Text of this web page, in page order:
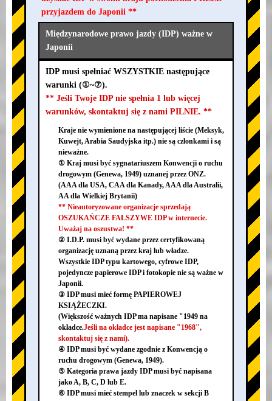
przyjazdem do Japonii **
Międzynarodowe prawo jazdy (IDP) ważne w
Japonii
IDP musi spełniać WSZYSTKIE następujące
warunki (①~⑦).
** Jeśli Twoje IDP nie spełnia 1 lub więcej
warunków, skontaktuj się z nami PILNIE. **
Kraje nie wymienione na następującej liście (Meksyk,
Kuwejt, Arabia Saudyjska itp.) nie są członkami i są
nieważne.
① Kraj musi być sygnatariuszem Konwencji o ruchu
drogowym (Genewa, 1949) uznanej przez ONZ.
(AAA dla USA, CAA dla Kanady, AAA dla Australii,
AA dla Wielkiej Brytanii)
** Nieautoryzowane organizacje sprzedają
OSZUKAŃCZE FAŁSZYWE IDP w internecie.
Uważaj na oszustwa! **
② I.D.P. musi być wydane przez certyfikowaną
organizację uznaną przez kraj lub władze.
Wszystkie IDP typu kartowego, cyfrowe IDP,
pojedyncze papierowe IDP i fotokopie nie są ważne w
Japonii.
③ IDP musi mieć formę PAPIEROWEJ
KSIĄŻECZKI.
(Większość ważnych IDP ma napisane "1949 na
okładce.Jeśli na okładce jest napisane "1968",
skontaktuj się z nami).
④ IDP musi być wydane zgodnie z Konwencją o
ruchu drogowym (Genewa, 1949).
⑤ Kategoria prawa jazdy IDP musi być napisana
jako A, B, C, D lub E.
⑥ IDP musi mieć stempel lub znaczek w sekcji B